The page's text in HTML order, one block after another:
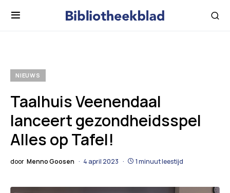
NIEUWS
Taalhuis Veenendaal
lanceert gezondheidsspel
Alles op Tafel!
door Menno Goosen 4 april 2023 1 minuut leestijd